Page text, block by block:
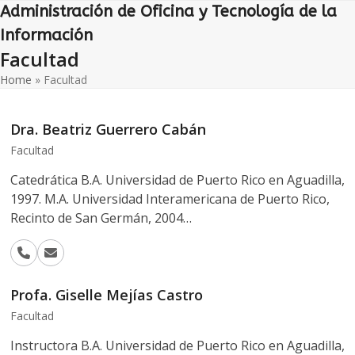
Skip
to
Administración de Oficina y Tecnología de la
Información
Open
mobile
menu
Close
mobile
menu
Facultad
Home » Facultad
Dra. Beatriz Guerrero Cabán
Facultad
Catedrática B.A. Universidad de Puerto Rico en Aguadilla,
1997. M.A. Universidad Interamericana de Puerto Rico,
Recinto de San Germán, 2004…
Phone
Number
Email
Profa. Giselle Mejías Castro
Facultad
Instructora B.A. Universidad de Puerto Rico en Aguadilla,